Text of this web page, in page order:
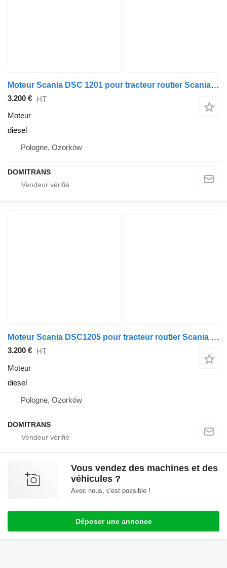
Moteur Scania DSC 1201 pour tracteur routier Scania 124,400
3.200 € HT
Moteur
diesel
Pologne, Ozorków
DOMITRANS
Moteur Scania DSC1205 pour tracteur routier Scania 124,420
3.200 € HT
Moteur
diesel
Pologne, Ozorków
DOMITRANS
Vous vendez des machines et des
véhicules ?
Avec nous, c'est possible !
Déposer une annonce